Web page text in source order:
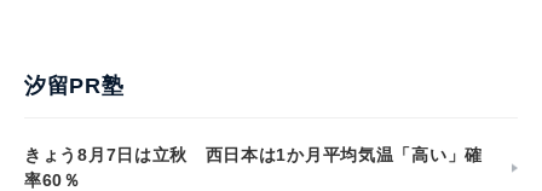
汐留PR塾
きょう8月7日は立秋 西日本は1か月平均気温「高い」確
率60％